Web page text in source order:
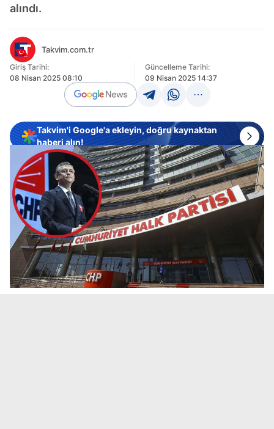
alındı.
Takvim.com.tr
Giriş Tarihi:
08 Nisan 2025 08:10
Güncelleme Tarihi:
09 Nisan 2025 14:37
Takvim'i Google'a ekleyin, doğru kaynaktan
haberi alın!